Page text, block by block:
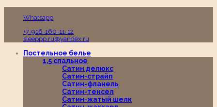
Whatsapp
+7-916-160-11-12
sleeppp.ru@yandex.ru
Постельное белье
1,5 спальное
Сатин делюкс
Сатин-страйп
Сатин-фланель
Сатин-тенсел
Сатин-жатый шелк